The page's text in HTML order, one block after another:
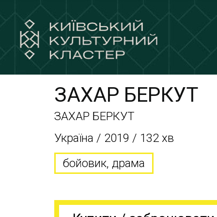
ЗАХАР БЕРКУТ
ЗАХАР БЕРКУТ
Україна / 2019 / 132 хв
бойовик, драма